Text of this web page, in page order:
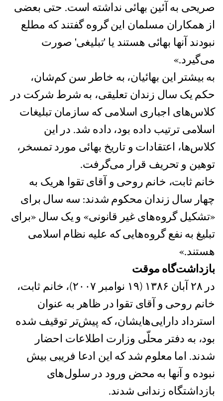
صریحی به آئین بهائی نداشته است. حتی بعضی
از همکاران مسلمان اين گروه گفتند که مطلع
نبودند آنها بهائی هستند یا 'تبلیغی' صورت
می‌گیرد.»
به بیشتر این بهائیان، به خاطر سن کم‌شان،
حکم یک سال زندان تعلیقی، به شرط شرکت در
کلاس‌های اجباری اسلامی که سازمان تبلیغات
اسلامی ترتیب داده بود، داده شد. در این
کلاس‌ها، اعتقادات و تاریخ بهائی مورد تمسخر،
توهین و تحریف قرار می‌گرفت.
خانم ثابت، خانم روحی و آقای تقوا هريک به
چهار سال زندان محکوم شدند: سه سال برای
«تشکیل گروه‌های غیر قانونی» و یک سال «برای
تبلیغ به نفع گروه‌هایی که علیه نظام اسلامی
هستند.»
بازداشت‌گاه موقت
در ٢٨ آبان ١٣٨۶ (١٩ نوامبر ٢٠٠٧)، خانم ثابت،
خانم روحی و آقای تقوا در ظاهر به عنوان
استرداد دارایی‌هایشان، که پیش‌تر توقیف شده
بود، به دفتر محلّی وزارت اطلاعات احضار
شدند. اما معلوم شد که این ادعا فریبی بیش
نبوده و آنها به محض ورود در سلول‌های
بازداشتگاه زندانی شدند.